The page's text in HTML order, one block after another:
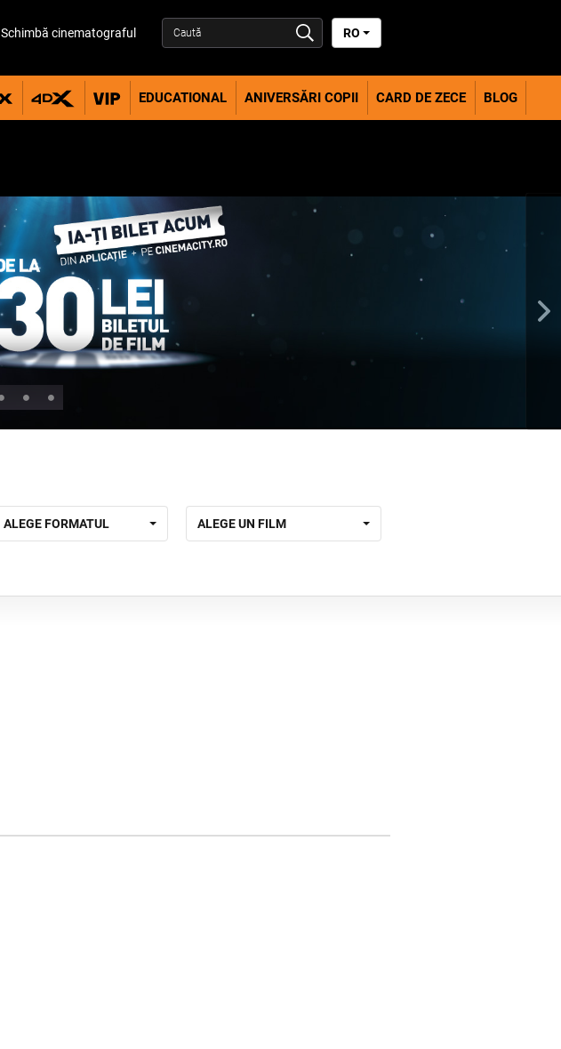
Schimbă cinematograful RO
EDUCATIONAL ANIVERSĂRI COPII CARD DE ZECE BLOG
ALEGE FORMATUL ALEGE UN FILM